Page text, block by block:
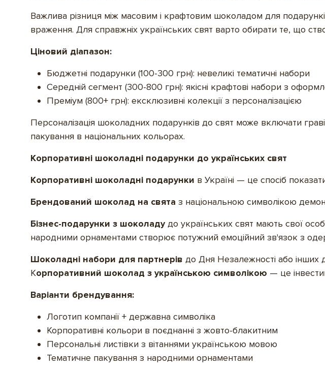
Важлива різниця між масовим і крафтовим шоколадом для
враження. Для справжніх українських свят варто обирати те, що
Ціновий діапазон:
Бюджетні подарунки (100-300 грн): невеликі тематичні набори
Середній сегмент (300-800 грн): якісні крафтові набори з
Преміум (800+ грн): ексклюзивні колекції з персоналізацією
Персоналізація шоколадних подарунків до свят може включати
пакування в національних кольорах.
Корпоративні шоколадні подарунки до українських свят
Корпоративні шоколадні подарунки в Україні — це спосіб
Брендований шоколад на свята з національною символікою
Бізнес-подарунки з шоколадудо українських свят мають свої
народними орнаментами створює потужний емоційний зв'язок з
Шоколадні набори для партнерів до Дня Незалежності або інших
Корпоративний шоколад з українською символікою — це
Варіанти брендування:
Логотип компанії + державна символіка
Корпоративні кольори в поєднанні з жовто-блакитним
Персональні листівки з вітаннями українською мовою
Тематичне пакування з народними орнаментами